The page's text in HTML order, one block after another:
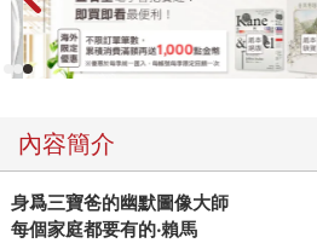
內容簡介
身爲三寶爸的幽默圖像大師
每個家庭都要有的‧賴馬